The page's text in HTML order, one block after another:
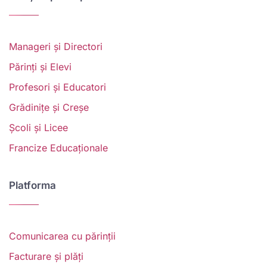
Manageri și Directori
Părinți și Elevi
Profesori și Educatori
Grădinițe și Creșe
Școli și Licee
Francize Educaționale
Platforma
Comunicarea cu părinții
Facturare și plăți